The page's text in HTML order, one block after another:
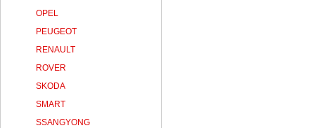
OPEL
PEUGEOT
RENAULT
ROVER
SKODA
SMART
SSANGYONG